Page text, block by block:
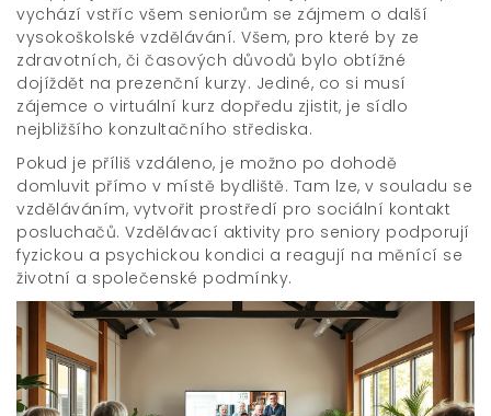
vychází vstříc všem seniorům se zájmem o další
vysokoškolské vzdělávání. Všem, pro které by ze
zdravotních, či časových důvodů bylo obtížné
dojíždět na prezenční kurzy. Jediné, co si musí
zájemce o virtuální kurz dopředu zjistit, je sídlo
nejbližšího konzultačního střediska.
Pokud je příliš vzdáleno, je možno po dohodě
domluvit přímo v místě bydliště. Tam lze, v souladu se
vzděláváním, vytvořit prostředí pro sociální kontakt
posluchačů. Vzdělávací aktivity pro seniory podporují
fyzickou a psychickou kondici a reagují na měnící se
životní a společenské podmínky.